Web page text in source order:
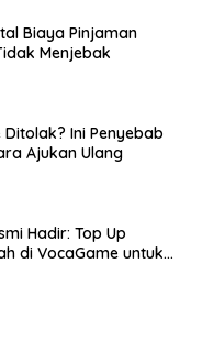
Biaya Pinjaman
Menjebak
Ini Penyebab
Ajukan Ulang
Hadir: Top Up
di VocaGame untuk